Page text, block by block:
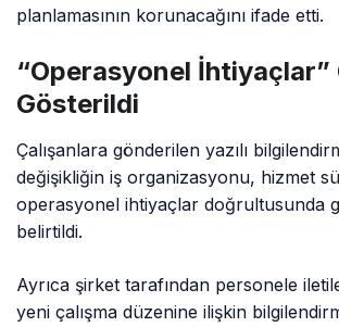
planlamasının korunacağını ifade etti.
“Operasyonel İhtiyaçlar”
Gösterildi
Çalışanlara gönderilen yazılı
değişikliğin iş organizasyonu, hizmet
operasyonel ihtiyaçlar doğrultusunda
belirtildi.
Ayrıca şirket tarafından personele
yeni çalışma düzenine ilişkin